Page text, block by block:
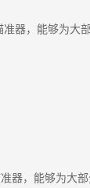
器，能够为大
器，能够为大